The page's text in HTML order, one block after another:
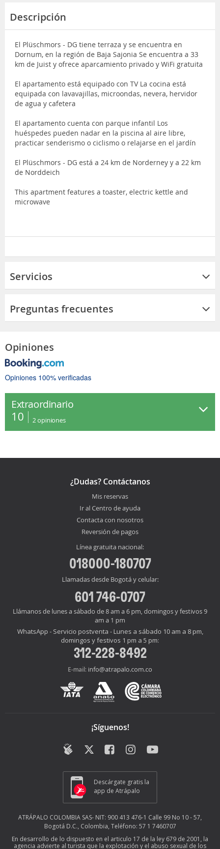
Descripción
El Plüschmors - DG tiene terraza y se encuentra en
Dornum, en la región de Baja Sajonia Se encuentra a 33
km de Juist y ofrece aparcamiento privado y WiFi gratuita
El apartamento está equipado con TV La cocina está
equipada con lavavajillas, microondas, nevera, hervidor
de agua y cafetera
El apartamento cuenta con parque infantil Los
huéspedes pueden nadar en la piscina al aire libre,
practicar senderismo o ciclismo o relajarse en el jardín
El Plüschmors - DG está a 24 km de Norderney y a 22 km
de Norddeich
This apartment features a toaster, electric kettle and
microwave
Servicios
Preguntas frecuentes
Opiniones
Opiniones 100% verificadas
Extraordinario
10 2 opiniones
¿Dudas? Contáctanos
Mis reservas
Ir al Centro de ayuda
Contacta con nosotros
Reversión de pagos
Línea gratuita nacional:
018000-180707
Llamadas desde Bogotá y celular:
601 746-0707
Llámanos de lunes a sábado de 8 am a 6 pm, domingos y festivos 9
am a 1 pm
WhatsApp - Servicio postventa - Lunes a sábado 10 am a 8 pm,
domingos y festivos 1 pm a 5 pm:
312-228-8492
E-mail: info@atrapalo.com.co
¡Síguenos!
Descárgate gratis la
app de Atrápalo
ATRÁPALO COLOMBIA SAS- NIT: 900 413 476-1 Calle 99 No 10 - 57,
Bogotá D.C., Colombia, Teléfono: 57 1 7460707
En desarrollo de lo dispuesto en el articulo 17 de la ley 679 de 2001, la
agencia advierte al turista que la explotación y el abuso sexual de los